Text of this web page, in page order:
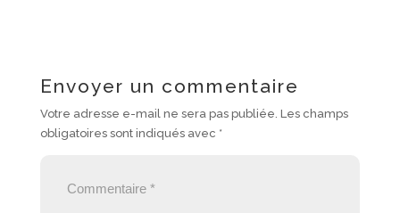
Envoyer un commentaire
Votre adresse e-mail ne sera pas publiée. Les champs
obligatoires sont indiqués avec *